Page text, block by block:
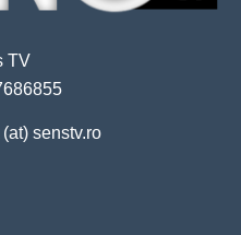
TV
senstv.ro